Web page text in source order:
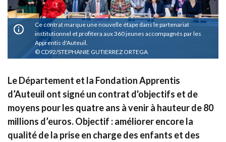
Ce contrat marque une nouvelle étape dans le partenariat
institutionnel et profitera aux 360 jeunes accompagnés par les
Apprentis d'Auteuil.
CD92/STEPHANIE GUTIERREZ ORTEGA
Le Département et la Fondation Apprentis
d’Auteuil ont signé un contrat d'objectifs et de
moyens pour les quatre ans à venir à hauteur de 80
millions d’euros. Objectif : améliorer encore la
qualité de la prise en charge des enfants et des